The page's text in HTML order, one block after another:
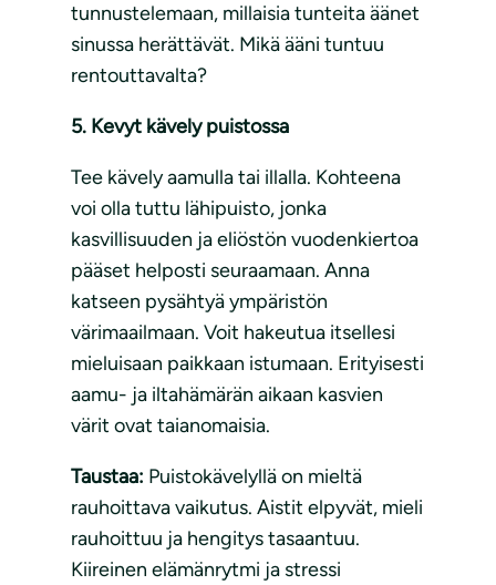
tunnustelemaan, millaisia tunteita äänet
sinussa herättävät. Mikä ääni tuntuu
rentouttavalta?
5. Kevyt kävely puistossa
Tee kävely aamulla tai illalla. Kohteena
voi olla tuttu lähipuisto, jonka
kasvillisuuden ja eliöstön vuodenkiertoa
pääset helposti seuraamaan. Anna
katseen pysähtyä ympäristön
värimaailmaan. Voit hakeutua itsellesi
mieluisaan paikkaan istumaan. Erityisesti
aamu- ja iltahämärän aikaan kasvien
värit ovat taianomaisia.
Taustaa: Puistokävelyllä on mieltä
rauhoittava vaikutus. Aistit elpyvät, mieli
rauhoittuu ja hengitys tasaantuu.
Kiireinen elämänrytmi ja stressi